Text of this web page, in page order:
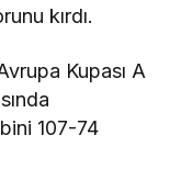
kırdı.
Kupası A
107-74